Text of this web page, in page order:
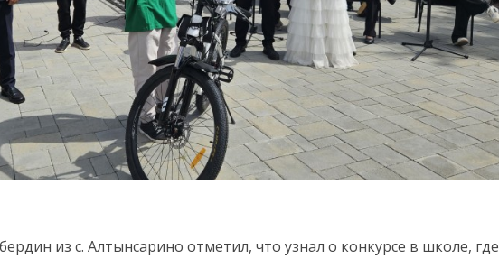
из с. Алтынсарино отметил, что узнал о конкурсе в школе, где